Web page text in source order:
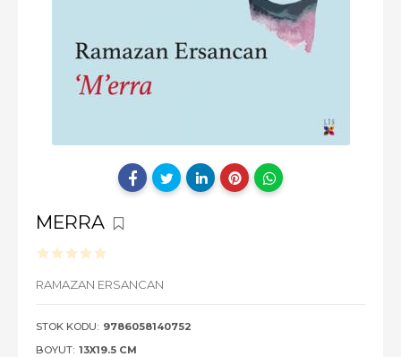
MERRA
RAMAZAN ERSANCAN
STOK KODU: 9786058140752
BOYUT: 13X19.5 CM